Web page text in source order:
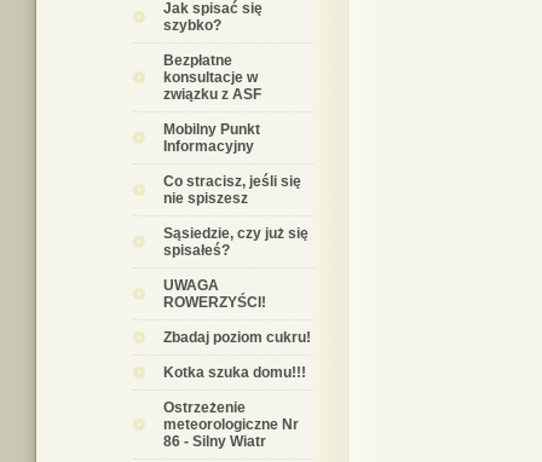
Jak spisać się
szybko?
Bezpłatne
konsultacje w
związku z ASF
Mobilny Punkt
Informacyjny
Co stracisz, jeśli się
nie spiszesz
Sąsiedzie, czy już się
spisałeś?
UWAGA
ROWERZYŚCI!
Zbadaj poziom cukru!
Kotka szuka domu!!!
Ostrzeżenie
meteorologiczne Nr
86 - Silny Wiatr